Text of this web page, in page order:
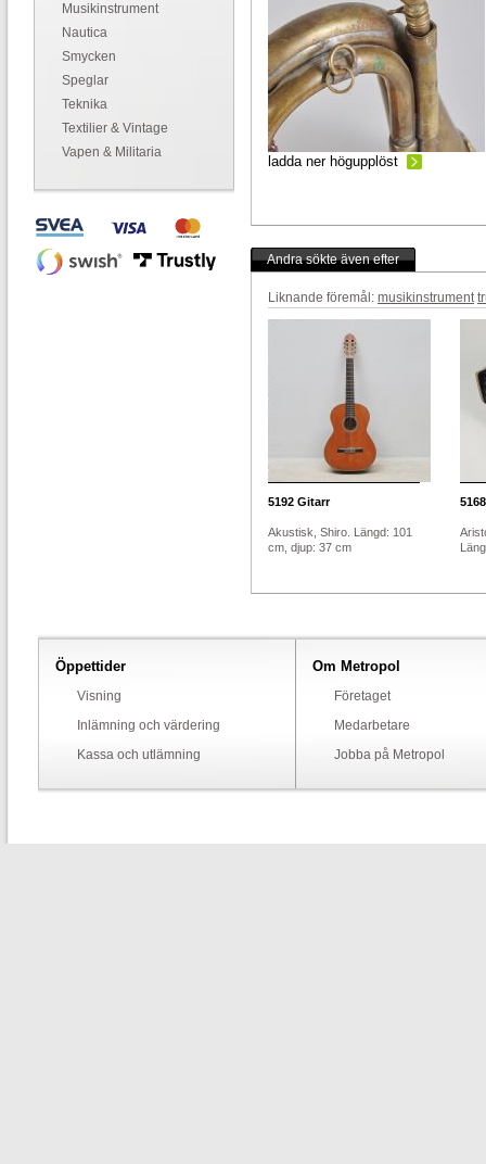
Musikinstrument
Nautica
Smycken
Speglar
Teknika
Textilier & Vintage
Vapen & Militaria
ladda ner högupplöst
Andra sökte även efter
Liknande föremål: musikinstrument
5192 Gitarr
Akustisk, Shiro. Längd: 101
cm, djup: 37 cm
5168
Öppettider
Visning
Inlämning och värdering
Kassa och utlämning
Om Metropol
Företaget
Medarbetare
Jobba på Metropol